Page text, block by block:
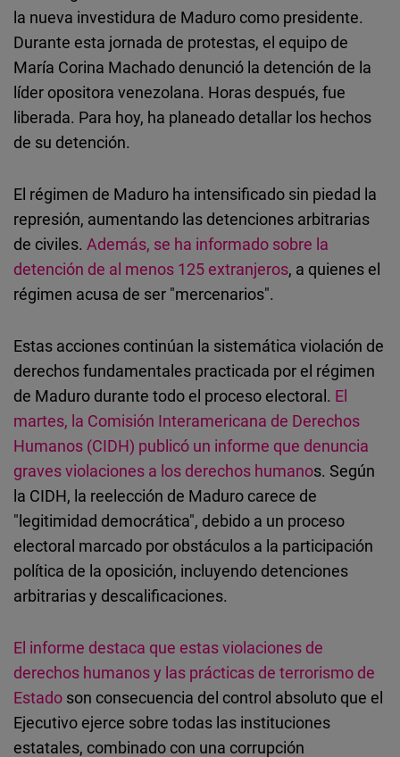
la nueva investidura de Maduro como presidente.
Durante esta jornada de protestas, el equipo de
María Corina Machado denunció la detención de la
líder opositora venezolana. Horas después, fue
liberada. Para hoy, ha planeado detallar los hechos
de su detención.
El régimen de Maduro ha intensificado sin piedad la
represión, aumentando las detenciones arbitrarias
de civiles. Además, se ha informado sobre la
detención de al menos 125 extranjeros, a quienes el
régimen acusa de ser "mercenarios".
Estas acciones continúan la sistemática violación de
derechos fundamentales practicada por el régimen
de Maduro durante todo el proceso electoral. El
martes, la Comisión Interamericana de Derechos
Humanos (CIDH) publicó un informe que denuncia
graves violaciones a los derechos humanos. Según
la CIDH, la reelección de Maduro carece de
"legitimidad democrática", debido a un proceso
electoral marcado por obstáculos a la participación
política de la oposición, incluyendo detenciones
arbitrarias y descalificaciones.
El informe destaca que estas violaciones de
derechos humanos y las prácticas de terrorismo de
Estado son consecuencia del control absoluto que el
Ejecutivo ejerce sobre todas las instituciones
estatales, combinado con una corrupción